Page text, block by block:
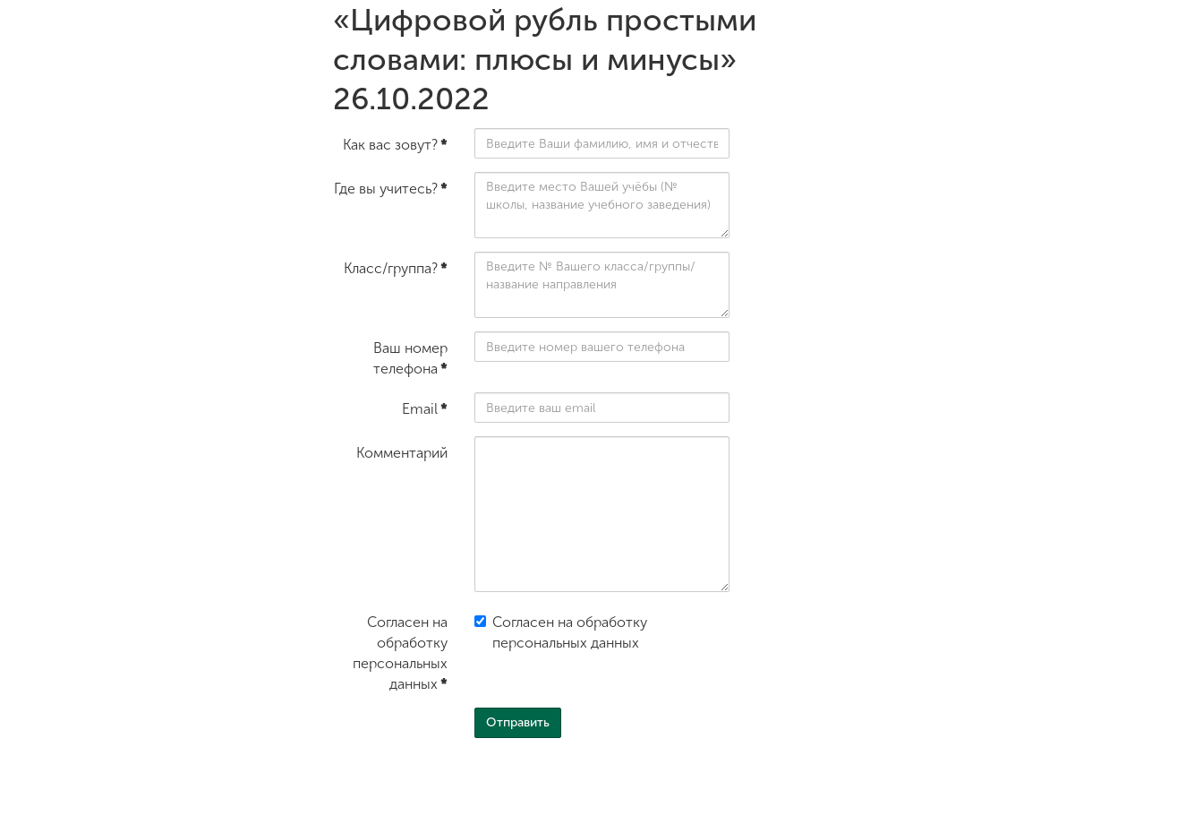
«Цифровой рубль простыми
словами: плюсы и минусы»
26.10.2022
Как вас зовут?*
Где вы учитесь?*
Класс/группа?*
Ваш номер
телефона *
Email*
Комментарий
Согласен на
обработку
персональных
данных *
Согласен на обработку
персональных данных